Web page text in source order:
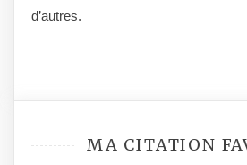
d’autres.
MA CITATION